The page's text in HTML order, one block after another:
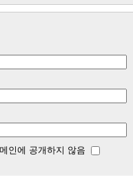
인에 공개하지 않음